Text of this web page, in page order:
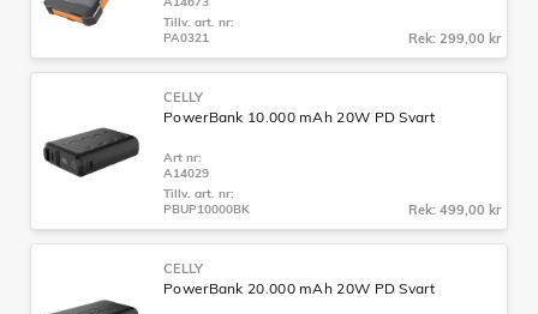
Tillv. art. nr:
PA0321
Rek: 299,00 kr
CELLY
PowerBank 10.000 mAh 20W PD Svart
Art nr:
A14029
Tillv. art. nr:
PBUP10000BK
Rek: 499,00 kr
CELLY
PowerBank 20.000 mAh 20W PD Svart